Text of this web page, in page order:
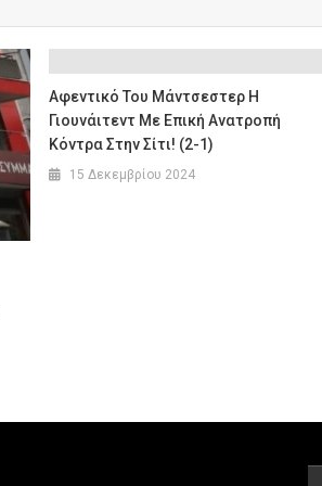
Αφεντικό Του Μάντσεστερ Η
Γιουνάιτεντ Με Επική Ανατροπή
Κόντρα Στην Σίτι! (2-1)
15 Δεκεμβρίου 2024